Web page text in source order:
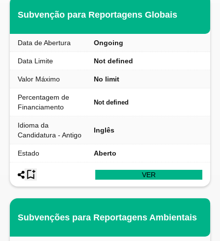
Subvenção para Reportagens Globais
Data de Abertura Ongoing
Data Limite Not defined
Valor Máximo No limit
Percentagem de
Financiamento
Not defined
Idioma da
Candidatura - Antigo
Inglês
Estado Aberto
VER
Subvenções para Reportagens Ambientais